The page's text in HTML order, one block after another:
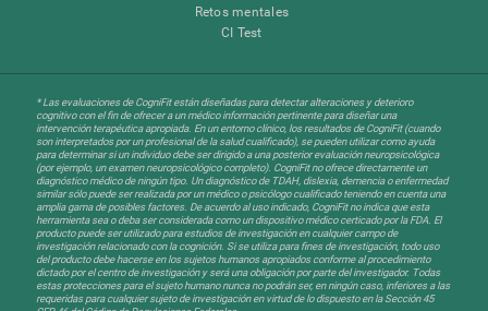
Retos mentales
CI Test
* Las evaluaciones de CogniFit están diseñadas para detectar alteraciones y deterioro
cognitivo con el fin de ofrecer a un médico información pertinente para diseñar una
intervención terapéutica apropiada. En un entorno clínico, los resultados de CogniFit (cuando
son interpretados por un profesional de la salud cualificado), se pueden utilizar como ayuda
para determinar si un individuo debe ser dirigido a una posterior evaluación neuropsicológica
(por ejemplo, un examen neuropsicológico completo). CogniFit no ofrece directamente un
diagnóstico médico de ningún tipo. Un diagnóstico de TDAH, dislexia, demencia o enfermedad
similar sólo puede ser realizada por un médico o psicólogo cualificado teniendo en cuenta una
amplia gama de posibles factores. De acuerdo al uso indicado, CogniFit no indica que esta
herramienta sea o deba ser considerada como un dispositivo médico certicado por la FDA. El
producto puede ser utilizado para estudios de investigación en cualquier campo de
investigación relacionado con la cognición. Si se utiliza para fines de investigación, todo uso
del producto debe hacerse en los sujetos humanos apropiados conforme al procedimiento
dictado por el centro de investigación y será una obligación por parte del investigador. Todas
estas protecciones para el sujeto humano nunca no podrán ser, en ningún caso, inferiores a las
requeridas para cualquier sujeto de investigación en virtud de lo dispuesto en la Sección 45